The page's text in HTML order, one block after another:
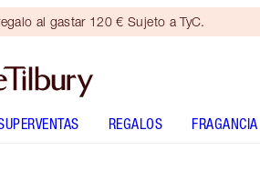
al gastar 120 € Sujeto a TyC.
REGALOS FRAGANCIA